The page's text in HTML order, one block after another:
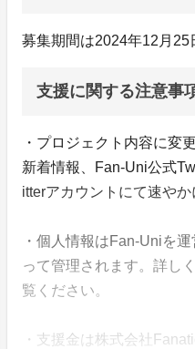
募集期間は2024年12月25
支援に関する注意事
・プロジェクト内容に変
新着情報、Fan-Uni公式
itterアカウントにて速やか
・個人情報はFan-Uniを
って管理されます。詳し
覧ください。
・支援金は株式会社